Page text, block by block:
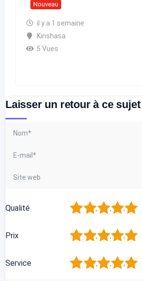
Nouveau
il y a 1 semaine
Kinshasa
5 Vues
Laisser un retour à ce sujet
Qualité 5
4
3
2
Prix 5
4
3
2
Service 5
4
3
2